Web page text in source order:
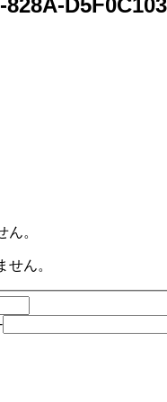
ん。
ん。